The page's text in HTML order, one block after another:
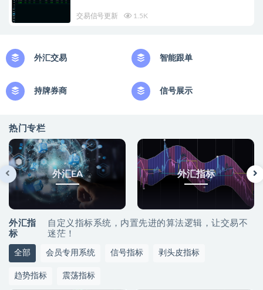
交易信号更新 1.5K
外汇交易 智能跟单
持牌券商 信号展示
热门专栏
外汇EA 外汇指标
外汇指
标
自定义指标系统，内置先进的算法逻辑，让交易不
迷茫！
全部 会员专用系统 信号指标 剥头皮指标
趋势指标 震荡指标